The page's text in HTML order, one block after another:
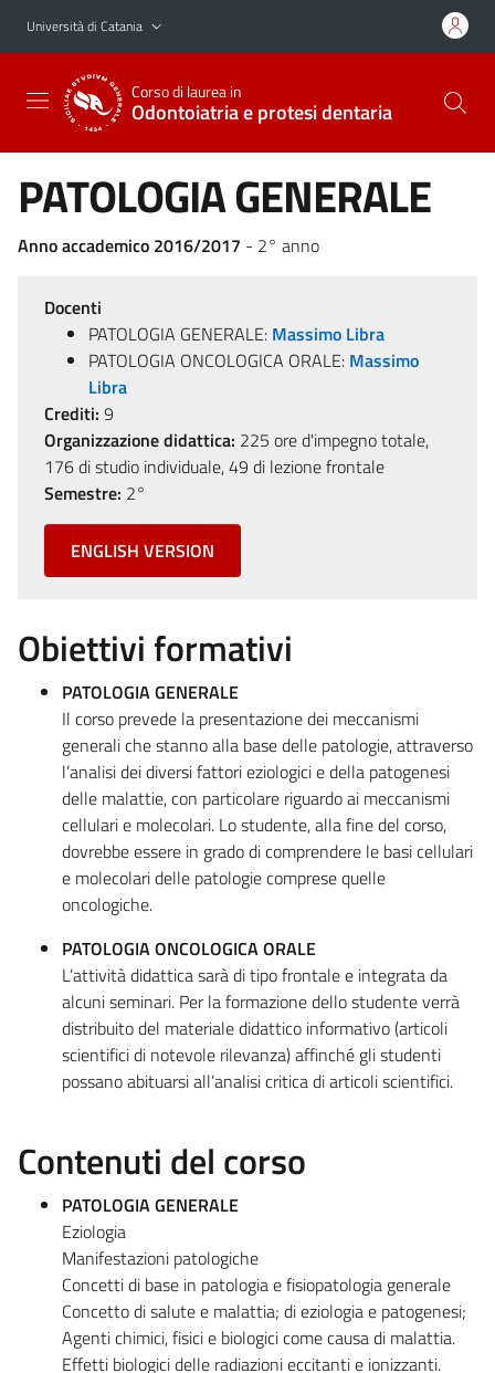
Vai al contenuto principale
Vai al menu di navigazione
Università di Catania
Corso di laurea in
Odontoiatria e protesi dentaria
PATOLOGIA GENERALE
Anno accademico 2016/2017 - 2° anno
Docenti
PATOLOGIA GENERALE: Massimo Libra
PATOLOGIA ONCOLOGICA ORALE: Massimo
Libra
Crediti: 9
Organizzazione didattica: 225 ore d'impegno totale,
176 di studio individuale, 49 di lezione frontale
Semestre: 2°
ENGLISH VERSION
Obiettivi formativi
PATOLOGIA GENERALE
Il corso prevede la presentazione dei meccanismi
generali che stanno alla base delle patologie, attraverso
l’analisi dei diversi fattori eziologici e della patogenesi
delle malattie, con particolare riguardo ai meccanismi
cellulari e molecolari. Lo studente, alla fine del corso,
dovrebbe essere in grado di comprendere le basi cellulari
e molecolari delle patologie comprese quelle
oncologiche.
PATOLOGIA ONCOLOGICA ORALE
L’attività didattica sarà di tipo frontale e integrata da
alcuni seminari. Per la formazione dello studente verrà
distribuito del materiale didattico informativo (articoli
scientifici di notevole rilevanza) affinché gli studenti
possano abituarsi all’analisi critica di articoli scientifici.
Contenuti del corso
PATOLOGIA GENERALE
Eziologia
Manifestazioni patologiche
Concetti di base in patologia e fisiopatologia generale
Concetto di salute e malattia; di eziologia e patogenesi;
Agenti chimici, fisici e biologici come causa di malattia.
Effetti biologici delle radiazioni eccitanti e ionizzanti.